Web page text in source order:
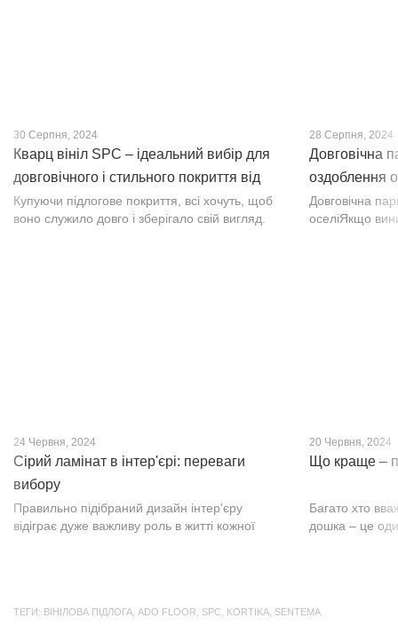
30 Серпня, 2024
Кварц вініл SPC – ідеальний вибір для
довговічного і стильного покриття від
PROFLOOR
Купуючи підлогове покриття, всі хочуть, щоб
воно служило довго і зберігало свій вигляд.
28 Серпня, 2024
Довговічна
оздоблення
Довговічна
оселіЯкщо
24 Червня, 2024
Сірий ламінат в інтер'єрі: переваги
вибору
Правильно підібраний дизайн інтер'єру
відіграє дуже важливу роль в житті кожної
20 Червня, 2024
Що краще –
Багато хто
дошка – це
ТЕГИ: ВІНІЛОВА ПІДЛОГА ADO FLOOR SPC KORTIKA SENTEMA